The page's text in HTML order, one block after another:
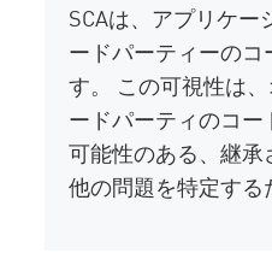
SCAは、アプリケ
ードパーティーのコ
す。 この可視性は
ードパーティのコ
可能性のある、継
他の問題を特定する